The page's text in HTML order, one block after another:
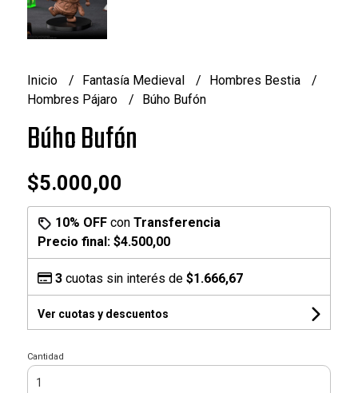
Inicio Fantasía Medieval
Hombres Bestia
Hombres Pájaro
Búho Bufón
Búho Bufón
$5.000,00
10% OFFcon Transferencia
Precio final: $4.500,00
3cuotas sin interés de $1.666,67
Ver cuotas y descuentos
Cantidad